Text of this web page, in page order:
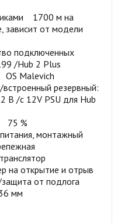
1700 м на
зависит от модели
подключенных
/Hub 2 Plus
OS Malevich
резервный:
В /с 12V PSU для Hub
75 %
монтажный
на открытие и отрыв
от подлога
мм